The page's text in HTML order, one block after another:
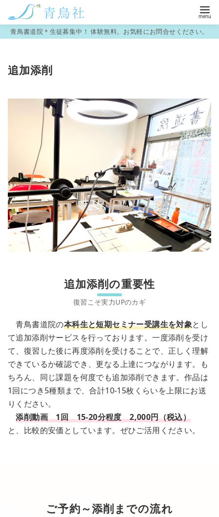
青鳥書道院＊生徒募集中！ 体験無料。お気軽にお問合せください。
追加添削
追加添削の重要性
青鳥書道院の本科生と短期セミナー受講生を対象とし
て追加添削サービスを行っております。一度添削を受け
て、復習した後に再度添削を受けることで、正しく理解
できているか確認でき、更なる上達につながります。も
ちろん、同じ課題を何度でも追加添削できます。作品は
1回につき5種類まで、合計10-15枚くらいを上限にお送
りください。
添削動画 1回 15-20分程度 2,000円（税込）
と、比較的安価としています。ぜひご活用ください。
ご予約～添削までの流れ